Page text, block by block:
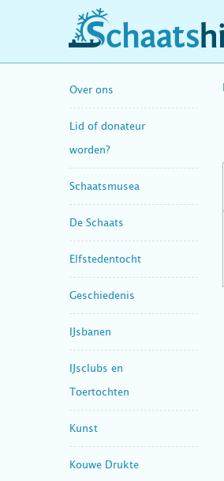
schaatshistorie.nl
Over ons
Lid of donateur
worden?
Schaatsmusea
De Schaats
Elfstedentocht
Geschiedenis
IJsbanen
IJsclubs en
Toertochten
Kunst
Kouwe Drukte